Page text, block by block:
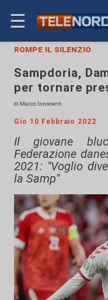
☰
rompe il silenzio
Sampdoria,
per tornare
di Marco Innocenti
Gio 10 Febbraio 2022
Il giovane
Federazione
2021: "Voglio
la Samp"